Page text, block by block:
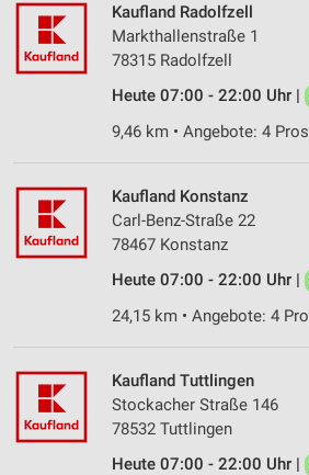
Kaufland Radolfzell
Markthallenstraße 1
78315 Radolfzell
Heute 07:00 - 22:00 Uhr |
9,46 km • Angebote: 4
Kaufland Konstanz
Carl-Benz-Straße 22
78467 Konstanz
Heute 07:00 - 22:00 Uhr |
24,15 km • Angebote: 4
Kaufland Tuttlingen
Stockacher Straße 146
78532 Tuttlingen
Heute 07:00 - 22:00 Uhr |